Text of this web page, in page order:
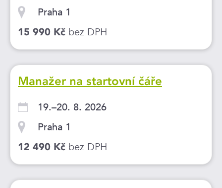
Praha 1
15 990 Kč bez DPH
Manažer na startovní čáře
19.–20. 8. 2026
Praha 1
12 490 Kč bez DPH